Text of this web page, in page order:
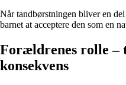
Når tandbørstningen bliver en
barnet at acceptere den som en
Forældrenes rolle –
konsekvens